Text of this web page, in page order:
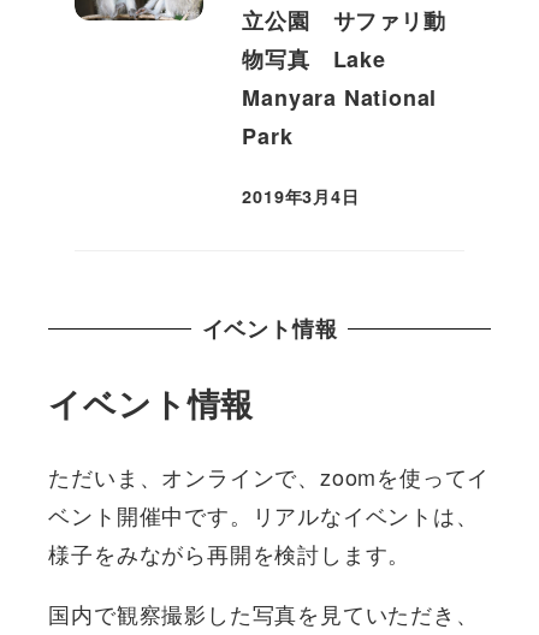
立公園 サファリ動
物写真 Lake
Manyara National
Park
投稿日
2019年3月4日
イベント情報
イベント情報
ただいま、オンラインで、zoomを使ってイ
ベント開催中です。リアルなイベントは、
様子をみながら再開を検討します。
国内で観察撮影した写真を見ていただき、